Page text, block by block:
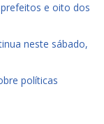
e oito dos
neste sábado,
políticas